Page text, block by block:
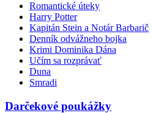
Romantické úteky
Harry Potter
Kapitán Stein a Notár Barbarič
Denník odvážneho bojka
Krimi Dominika Dána
Učím sa rozprávať
Duna
Smradi
Darčekové poukážky